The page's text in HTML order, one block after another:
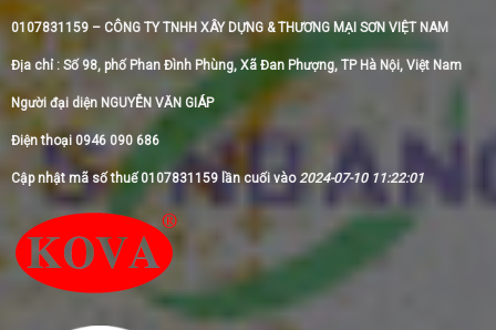
multiple
The
options
may
be
chosen
the
product
page
0107831159 – CÔNG TY TNHH XÂY DỰNG & THƯƠNG MẠI SƠN VIỆT NAM
Địa chỉ : Số 98, phố Phan Đình Phùng, Xã Đan Phượng, TP Hà Nội, Việt Nam
Người đại diện NGUYỄN VĂN GIÁP
Điện thoại 0946 090 686
Cập nhật mã số thuế 0107831159 lần cuối vào2024-07-10 11:22:01